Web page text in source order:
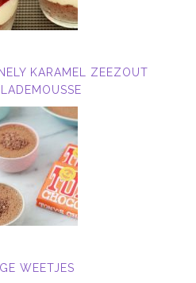
KARAMEL ZEEZOUT
WEETJES